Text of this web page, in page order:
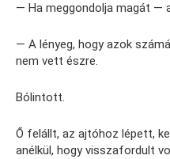
— Ha meggondolja magát —
— A lényeg, hogy azok
nem vett észre.
Bólintott.
Ő felállt, az ajtóhoz lépett,
anélkül, hogy visszafordult